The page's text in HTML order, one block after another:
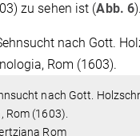
zu sehen ist (Abb. 6).
nach Gott.
Rom (1603).
Rom